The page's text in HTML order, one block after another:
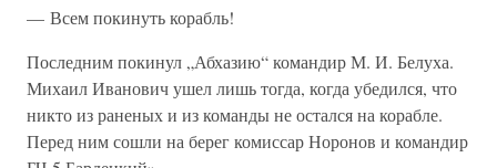
— Всем покинуть корабль!
Последним покинул „Абхазию“ командир М. И. Белуха.
Михаил Иванович ушел лишь тогда, когда убедился, что
никто из раненых и из команды не остался на корабле.
Перед ним сошли на берег комиссар Норонов и командир